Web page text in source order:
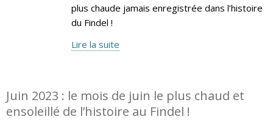
plus chaude jamais enregistrée dans l’histoire
du Findel !
Lire la suite
Juin 2023 : le mois de juin le plus chaud et
ensoleillé de l’histoire au Findel !